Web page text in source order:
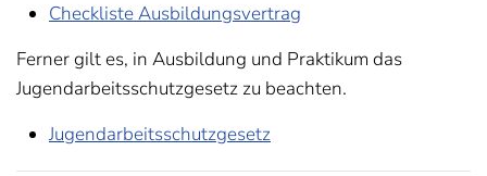
Checkliste Ausbildungsvertrag
Ferner gilt es, in Ausbildung und Praktikum das
Jugendarbeitsschutzgesetz zu beachten.
Jugendarbeitsschutzgesetz